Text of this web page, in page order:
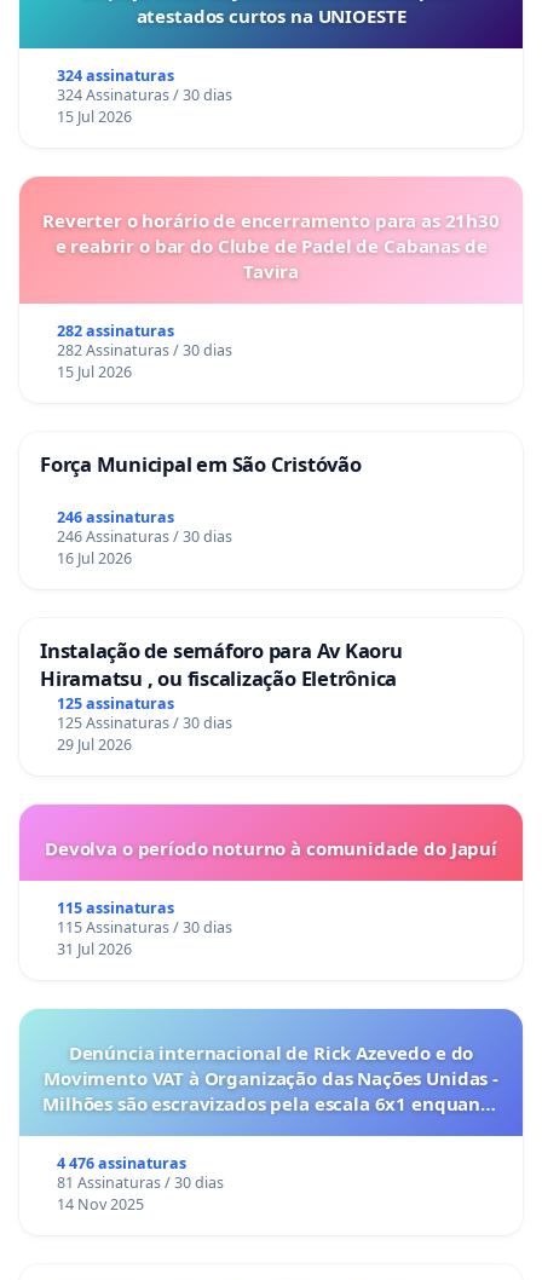
atestados curtos na UNIOESTE
324 assinaturas
324 Assinaturas / 30 dias
15 Jul 2026
Reverter o horário de encerramento para as 21h30
e reabrir o bar do Clube de Padel de Cabanas de
Tavira
282 assinaturas
282 Assinaturas / 30 dias
15 Jul 2026
Força Municipal em São Cristóvão
246 assinaturas
246 Assinaturas / 30 dias
16 Jul 2026
Instalação de semáforo para Av Kaoru
Hiramatsu , ou fiscalização Eletrônica
125 assinaturas
125 Assinaturas / 30 dias
29 Jul 2026
Devolva o período noturno à comunidade do Japuí
115 assinaturas
115 Assinaturas / 30 dias
31 Jul 2026
Denúncia internacional de Rick Azevedo e do
Movimento VAT à Organização das Nações Unidas -
Milhões são escravizados pela escala 6x1 enquanto
4 476 assinaturas
81 Assinaturas / 30 dias
14 Nov 2025